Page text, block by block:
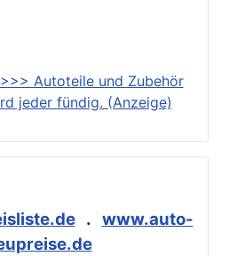
Autoteile und Zubehör
jeder fündig. (Anzeige)
. www.auto-